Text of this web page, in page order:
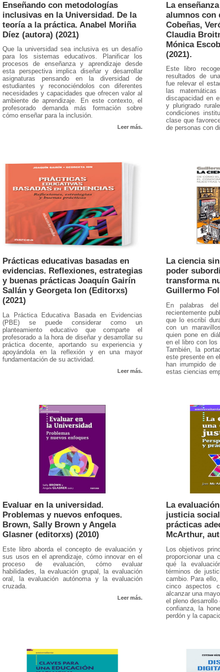
Enseñando con metodologías
inclusivas en la Universidad. De la
teoría a la práctica. Anabel Moriña
Díez (autora) (2021)
Que la universidad sea inclusiva es un desafío
para los sistemas educativos. Planificar los
procesos de enseñanza y aprendizaje desde
esta perspectiva implica diseñar y desarrollar
asignaturas pensando en la diversidad de
estudiantes y reconociéndolos con diferentes
necesidades y capacidades que ofrecen valor al
ambiente de aprendizaje. En este contexto, el
profesorado demanda más formación sobre
cómo enseñar para la inclusión.
Leer más.
La
alumnos con
Cobeñas,
Claudia
Mónica
(2021).
Este libro
resultados de
fue relevar el
las
discapacidad en
y plurigrado
condiciones
clase que
de personas con
Prácticas educativas basadas en
evidencias. Reflexiones, estrategias
y buenas prácticas Joaquín Gairín
Sallán y Georgeta Ion (Editorxs)
(2021)
La Práctica Educativa Basada en Evidencias
(PBE) se puede considerar como un
planteamiento educativo que comparte el
profesorado a la hora de diseñar y desarrollar su
práctica docente, aportando su experiencia y
apoyándola en la reflexión y en una mayor
fundamentación de su actividad.
Leer más.
La ciencia
poder
transforma
Guillermo
En palabras
recientemente
que lo escribí
con un
quien pone en
en el libro con los
También, la
este presente en
han irrumpido
estas ciencias
Evaluar en la universidad.
Problemas y nuevos enfoques.
Brown, Sally Brown y Angela
Glasner (editorxs) (2010)
Este libro aborda el concepto de evaluación y
sus usos en el aprendizaje, cómo innovar en el
proceso de evaluación, cómo evaluar
habilidades, la evaluación grupal, la evaluación
oral, la evaluación autónoma y la evaluación
cruzada.
Leer más.
La
justicia
prácticas
McArthur,
Los objetivos
proporcionar una
qué la
términos de
cambio. Para
cinco aspectos
alcanzar una
el pleno
confianza, la
perdón y la